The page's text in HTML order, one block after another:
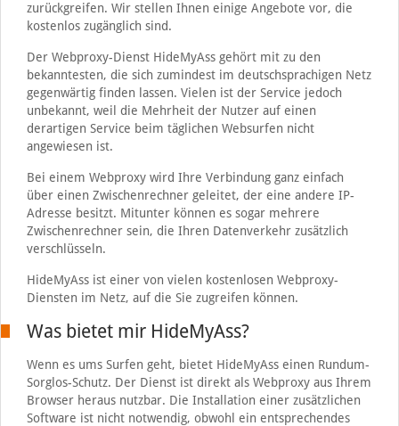
zurückgreifen. Wir stellen Ihnen einige Angebote vor, die
kostenlos zugänglich sind.
Der Webproxy-Dienst HideMyAss gehört mit zu den
bekanntesten, die sich zumindest im deutschsprachigen Netz
gegenwärtig finden lassen. Vielen ist der Service jedoch
unbekannt, weil die Mehrheit der Nutzer auf einen
derartigen Service beim täglichen Websurfen nicht
angewiesen ist.
Bei einem Webproxy wird Ihre Verbindung ganz einfach
über einen Zwischenrechner geleitet, der eine andere IP-
Adresse besitzt. Mitunter können es sogar mehrere
Zwischenrechner sein, die Ihren Datenverkehr zusätzlich
verschlüsseln.
HideMyAss ist einer von vielen kostenlosen Webproxy-
Diensten im Netz, auf die Sie zugreifen können.
Was bietet mir HideMyAss?
Wenn es ums Surfen geht, bietet HideMyAss einen Rundum-
Sorglos-Schutz. Der Dienst ist direkt als Webproxy aus Ihrem
Browser heraus nutzbar. Die Installation einer zusätzlichen
Software ist nicht notwendig, obwohl ein entsprechendes